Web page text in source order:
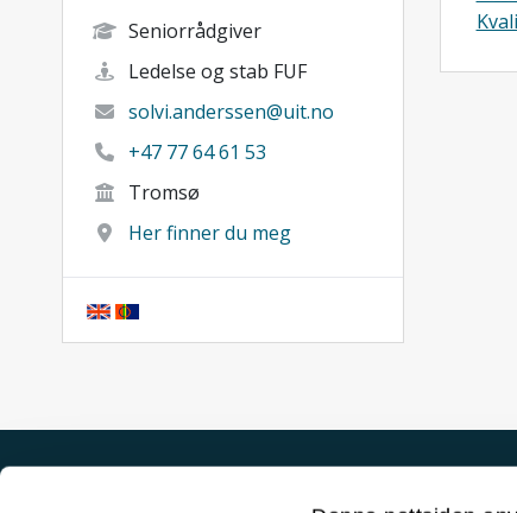
Seniorrådgiver
Ledelse og stab FUF
solvi.anderssen@uit.no
+47 77 64 61 53
Tromsø
Her finner du meg